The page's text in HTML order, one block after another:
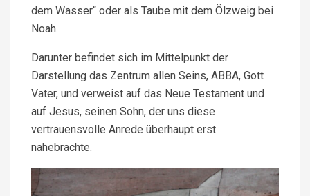
dem Wasser“ oder als Taube mit dem Ölzweig bei
Noah.
Darunter befindet sich im Mittelpunkt der
Darstellung das Zentrum allen Seins, ABBA, Gott
Vater, und verweist auf das Neue Testament und
auf Jesus, seinen Sohn, der uns diese
vertrauensvolle Anrede überhaupt erst
nahebrachte.